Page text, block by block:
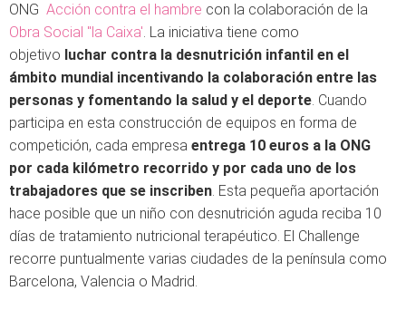
ONG Acción contra el hambre con la colaboración de la
Obra Social "la Caixa'. La iniciativa tiene como
objetivo luchar contra la desnutrición infantil en el
ámbito mundial incentivando la colaboración entre las
personas y fomentando la salud y el deporte. Cuando
participa en esta construcción de equipos en forma de
competición, cada empresa entrega 10 euros a la ONG
por cada kilómetro recorrido y por cada uno de los
trabajadores que se inscriben. Esta pequeña aportación
hace posible que un niño con desnutrición aguda reciba 10
días de tratamiento nutricional terapéutico. El Challenge
recorre puntualmente varias ciudades de la península como
Barcelona, Valencia o Madrid.